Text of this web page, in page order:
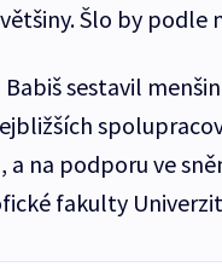
Šlo by podle
Babiš sestavil
a na podporu ve
fakulty